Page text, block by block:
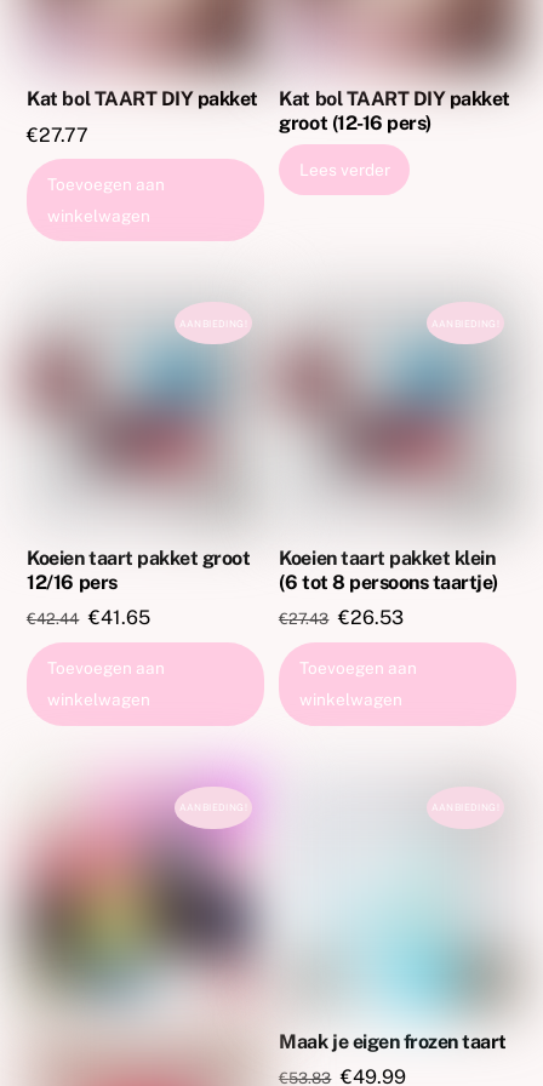
Kat bol TAART DIY pakket
€27.77
Toevoegen aan
winkelwagen
Kat bol TAART DIY pakket
groot (12-16 pers)
Lees verder
AANBIEDING!
Koeien taart pakket groot
12/16 pers
€42.44 Oorspronkelijke
prijs
was:
€42.44.
€41.65Huidige
prijs
is:
Toevoegen aan
winkelwagen
AANBIEDING!
Koeien taart pakket klein
(6 tot 8 persoons taartje)
€27.43 Oorspronkelijke
prijs
was:
€27.43.
€26.53Huidige
prijs
is:
Toevoegen aan
winkelwagen
AANBIEDING! AANBIEDING!
Maak je eigen frozen taart
€53.83 Oorspronkelijke
€49.99Huidige